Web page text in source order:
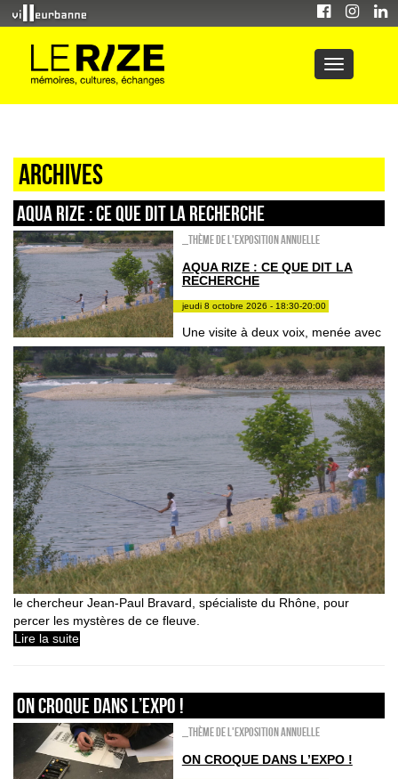
Archives
AQUA RIZE : ce que dit la recherche
_Thème de l'exposition annuelle
AQUA RIZE : CE QUE DIT LA
RECHERCHE
jeudi 8 octobre 2026 - 18:30-20:00
Une visite à deux voix, menée avec
le chercheur Jean-Paul Bravard, spécialiste du Rhône, pour
percer les mystères de ce fleuve.
Lire la suite
On croque dans l’expo !
_Thème de l'exposition annuelle
ON CROQUE DANS L’EXPO !